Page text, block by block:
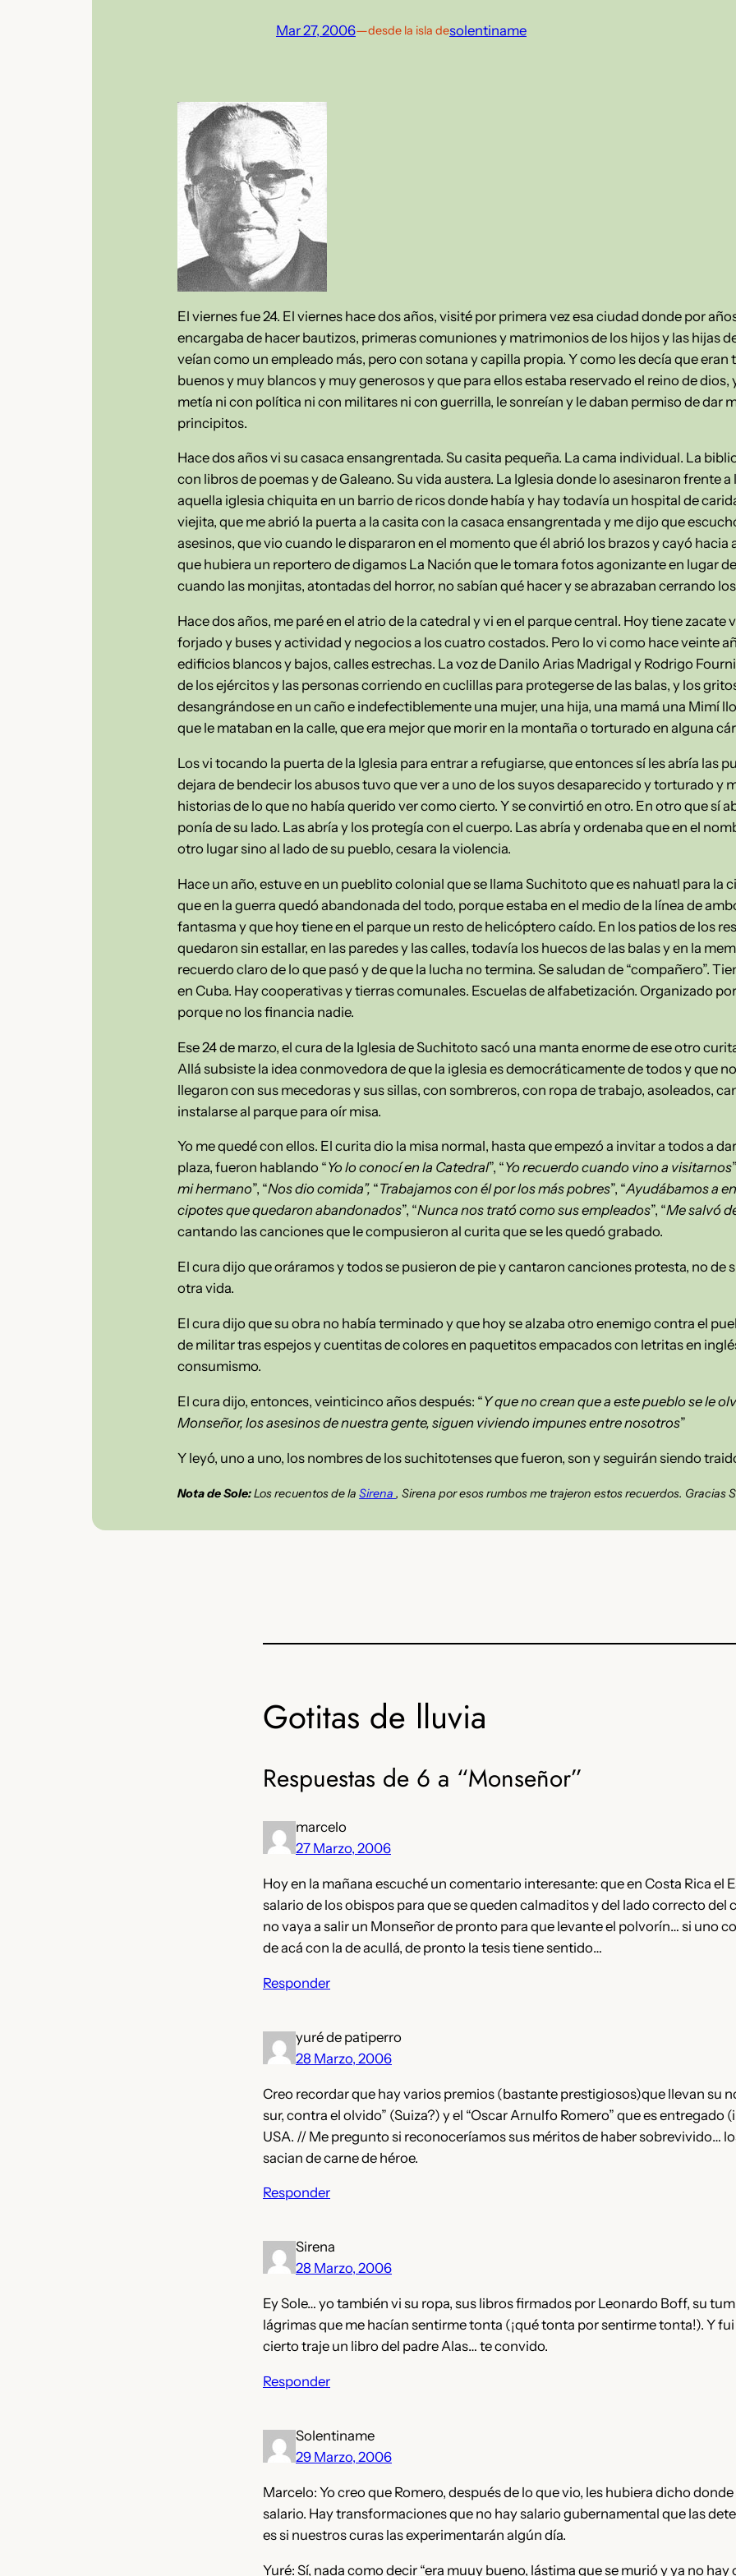
Mar 27, 2006—desde la isla desolentiname
El viernes fue 24. El viernes hace dos años, visité por primera vez esa ciudad donde por
encargaba de hacer bautizos, primeras comuniones y matrimonios de los hijos y las hijas
veían como un empleado más, pero con sotana y capilla propia. Y como les decía que
buenos y muy blancos y muy generosos y que para ellos estaba reservado el reino de dios,
metía ni con política ni con militares ni con guerrilla, le sonreían y le daban permiso de dar
principitos.
Hace dos años vi su casaca ensangrentada. Su casita pequeña. La cama individual. La
con libros de poemas y de Galeano. Su vida austera. La Iglesia donde lo asesinaron frente
aquella iglesia chiquita en un barrio de ricos donde había y hay todavía un hospital de
viejita, que me abrió la puerta a la casita con la casaca ensangrentada y me dijo que
asesinos, que vio cuando le dispararon en el momento que él abrió los brazos y cayó hacia
que hubiera un reportero de digamos La Nación que le tomara fotos agonizante en lugar
cuando las monjitas, atontadas del horror, no sabían qué hacer y se abrazaban cerrando
Hace dos años, me paré en el atrio de la catedral y vi en el parque central. Hoy tiene zacate
forjado y buses y actividad y negocios a los cuatro costados. Pero lo vi como hace veinte
edificios blancos y bajos, calles estrechas. La voz de Danilo Arias Madrigal y Rodrigo
de los ejércitos y las personas corriendo en cuclillas para protegerse de las balas, y los
desangrándose en un caño e indefectiblemente una mujer, una hija, una mamá una Mimí
que le mataban en la calle, que era mejor que morir en la montaña o torturado en alguna
Los vi tocando la puerta de la Iglesia para entrar a refugiarse, que entonces sí les abría las
dejara de bendecir los abusos tuvo que ver a uno de los suyos desaparecido y torturado y
historias de lo que no había querido ver como cierto. Y se convirtió en otro. En otro que sí
ponía de su lado. Las abría y los protegía con el cuerpo. Las abría y ordenaba que en el
otro lugar sino al lado de su pueblo, cesara la violencia.
Hace un año, estuve en un pueblito colonial que se llama Suchitoto que es nahuatl para la
que en la guerra quedó abandonada del todo, porque estaba en el medio de la línea de
fantasma y que hoy tiene en el parque un resto de helicóptero caído. En los patios de los
quedaron sin estallar, en las paredes y las calles, todavía los huecos de las balas y en la
recuerdo claro de lo que pasó y de que la lucha no termina. Se saludan de “compañero”.
en Cuba. Hay cooperativas y tierras comunales. Escuelas de alfabetización. Organizado
porque no los financia nadie.
Ese 24 de marzo, el cura de la Iglesia de Suchitoto sacó una manta enorme de ese otro
Allá subsiste la idea conmovedora de que la iglesia es democráticamente de todos y que
llegaron con sus mecedoras y sus sillas, con sombreros, con ropa de trabajo, asoleados,
instalarse al parque para oír misa.
Yo me quedé con ellos. El curita dio la misa normal, hasta que empezó a invitar a todos a
plaza, fueron hablando “Yo lo conocí en la Catedral”, “Yo recuerdo cuando vino a visitarnos
mi hermano”, “Nos dio comida”, “Trabajamos con él por los más pobres”, “Ayudábamos a
cipotes que quedaron abandonados”, “Nunca nos trató como sus empleados”, “Me salvó
cantando las canciones que le compusieron al curita que se les quedó grabado.
El cura dijo que oráramos y todos se pusieron de pie y cantaron canciones protesta, no de
otra vida.
El cura dijo que su obra no había terminado y que hoy se alzaba otro enemigo contra el
de militar tras espejos y cuentitas de colores en paquetitos empacados con letritas en
consumismo.
El cura dijo, entonces, veinticinco años después: “Y que no crean que a este pueblo se le
Monseñor, los asesinos de nuestra gente, siguen viviendo impunes entre nosotros”
Y leyó, uno a uno, los nombres de los suchitotenses que fueron, son y seguirán siendo
Nota de Sole:Los recuentos de la Sirena , Sirena por esos rumbos me trajeron estos recuerdos. Gracias
Gotitas de lluvia
Respuestas de 6 a “Monseñor”
marcelo
27 Marzo, 2006
Hoy en la mañana escuché un comentario interesante: que en Costa Rica el
salario de los obispos para que se queden calmaditos y del lado correcto del
no vaya a salir un Monseñor de pronto para que levante el polvorín… si uno
de acá con la de acullá, de pronto la tesis tiene sentido…
Responder
yuré de patiperro
28 Marzo, 2006
Creo recordar que hay varios premios (bastante prestigiosos)que llevan su
sur, contra el olvido” (Suiza?) y el “Oscar Arnulfo Romero” que es entregado
USA. // Me pregunto si reconoceríamos sus méritos de haber sobrevivido…
sacian de carne de héroe.
Responder
Sirena
28 Marzo, 2006
Ey Sole… yo también vi su ropa, sus libros firmados por Leonardo Boff, su
lágrimas que me hacían sentirme tonta (¡qué tonta por sentirme tonta!). Y
cierto traje un libro del padre Alas… te convido.
Responder
Solentiname
29 Marzo, 2006
Marcelo: Yo creo que Romero, después de lo que vio, les hubiera dicho
salario. Hay transformaciones que no hay salario gubernamental que las
es si nuestros curas las experimentarán algún día.
Yuré: Sí, nada como decir “era muuy bueno, lástima que se murió y ya no hay